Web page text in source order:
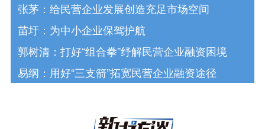
张茅：给民营企业发展创造充足市场空间
苗圩：为中小企业保驾护航
郭树清：打好“组合拳”纾解民营企业融资困境
易纲：用好“三支箭”拓宽民营企业融资途径